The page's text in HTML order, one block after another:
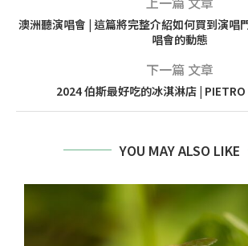
澳洲聽演唱會 | 這篇將完整介紹如何買到演唱
唱會的動態
下一篇 文章
2024 伯斯最好吃的冰淇淋店 |
YOU MAY ALSO LIKE